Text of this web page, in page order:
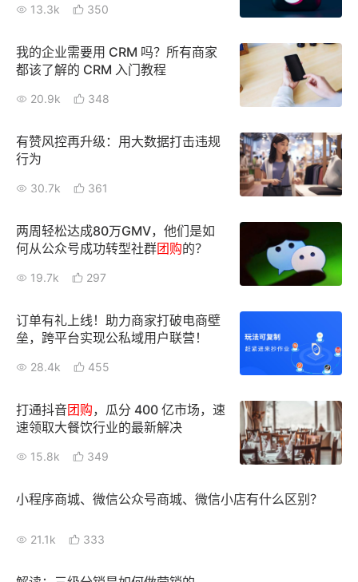
13.3k 350
我的企业需要用 CRM 吗？所有商家
都该了解的 CRM 入门教程
20.9k 348
有赞风控再升级：用大数据打击违规
行为
30.7k 361
两周轻松达成80万GMV，他们是如
何从公众号成功转型社群团购的？
19.7k 297
订单有礼上线！助力商家打破电商壁
垒，跨平台实现公私域用户联营！
28.4k 455
打通抖音团购，瓜分 400 亿市场，速
速领取大餐饮行业的最新解决
15.8k 349
小程序商城、微信公众号商城、微信小店有什么区别？
21.1k 333